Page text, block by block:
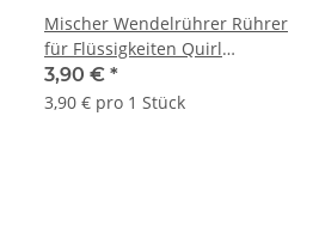
Mischer Wendelrührer Rührer
für Flüssigkeiten Quirl
Sechskantgriff 100x600x8mm
3,90 € *
3,90 € pro 1 Stück